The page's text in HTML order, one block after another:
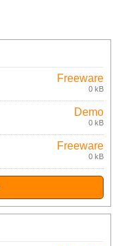
Freeware
0 kB
Demo
0 kB
Freeware
0 kB